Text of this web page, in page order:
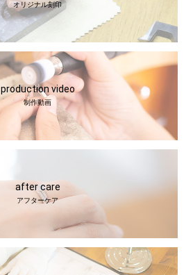
オリジナル刻印
production video
制作動画
after care
アフターケア